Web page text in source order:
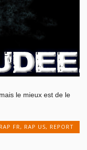
le mieux est de le
RAP FR, RAP US, REPORT